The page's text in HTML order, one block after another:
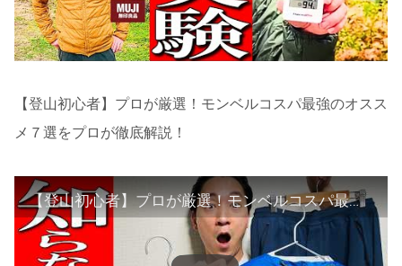
【登山初心者】プロが厳選！モンベルコスパ最強のオスス
メ７選をプロが徹底解説！
【登山初心者】プロが厳選！モンベルコスパ最強のオススメ７選をプロが徹底解説！